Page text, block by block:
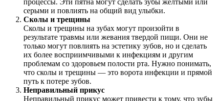
процессы. Эти пятна могут сделать зубы желтыми или
серыми и повлиять на общий вид улыбки.
Сколы и трещины
Сколы и трещины на зубах могут произойти в
результате травмы или жевания твердой пищи. Они не
только могут повлиять на эстетику зубов, но и сделать
их более восприимчивыми к инфекциям и другим
проблемам со здоровьем полости рта. Нужно понимать,
что сколы и трещины — это ворота инфекции и прямой
путь к потере зубов.
Неправильный прикус
Неправильный прикус может привести к тому, что зубы